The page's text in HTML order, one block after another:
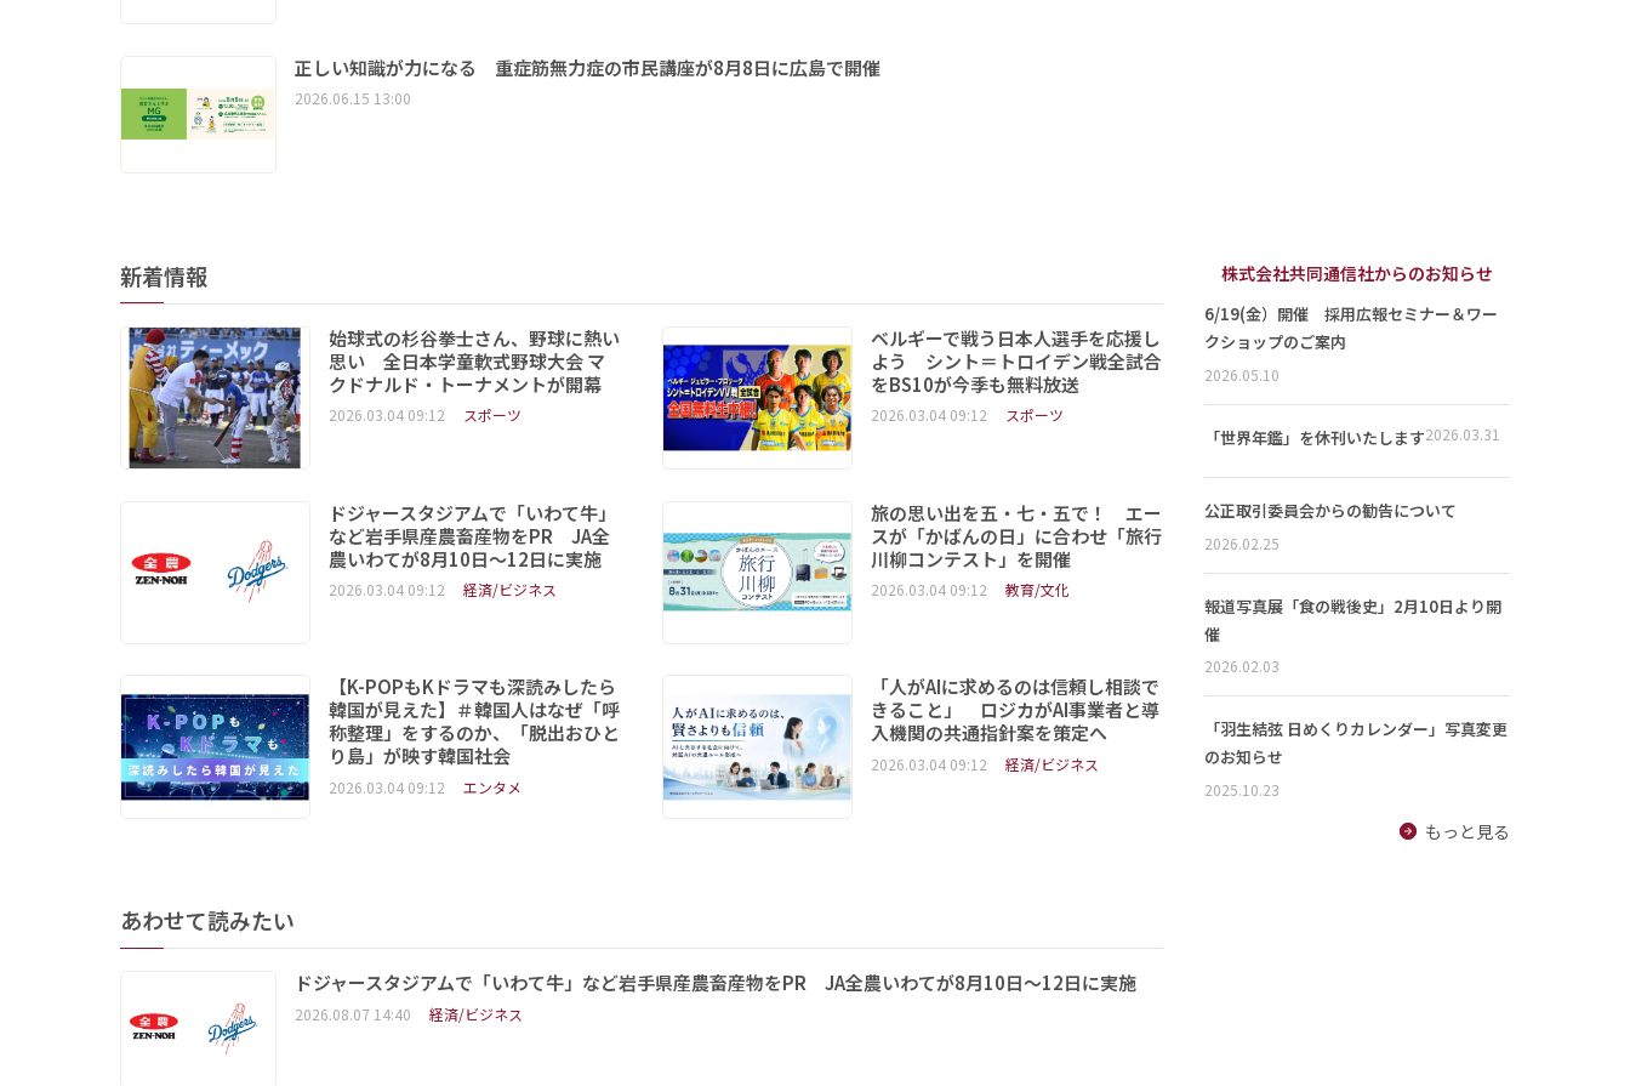
正しい知識が力になる 重症筋無力症の市民講座が8月8日に広島で開催
2026.06.15 13:00
新着情報
始球式の杉谷拳士さん、野球に熱い
思い 全日本学童軟式野球大会 マ
クドナルド・トーナメントが開幕
2026.03.04 09:12 スポーツ
ベルギーで戦う日本人選手を応援し
よう シント＝トロイデン戦全試合
をBS10が今季も無料放送
2026.03.04 09:12 スポーツ
ドジャースタジアムで「いわて牛」
など岩手県産農畜産物をPR JA全
農いわてが8月10日～12日に実施
2026.03.04 09:12 経済/ビジネス
旅の思い出を五・七・五で！ エー
スが「かばんの日」に合わせ「旅行
川柳コンテスト」を開催
2026.03.04 09:12 教育/文化
【K-POPもKドラマも深読みしたら
韓国が見えた】＃韓国人はなぜ「呼
称整理」をするのか、「脱出おひと
り島」が映す韓国社会
2026.03.04 09:12 エンタメ
「人がAIに求めるのは信頼し相談で
きること」 ロジカがAI事業者と導
入機関の共通指針案を策定へ
2026.03.04 09:12 経済/ビジネス
あわせて読みたい
ドジャースタジアムで「いわて牛」など岩手県産農畜産物をPR JA全農いわてが8月10日～12日に実施
2026.08.07 14:40 経済/ビジネス
株式会社共同通信社からのお知らせ
6/19(金）開催 採用広報セミナー＆ワー
クショップのご案内
2026.05.10
「世界年鑑」を休刊いたします2026.03.31
公正取引委員会からの勧告について
2026.02.25
報道写真展「食の戦後史」2月10日より開
催
2026.02.03
「羽生結弦 日めくりカレンダー」写真変更
のお知らせ
2025.10.23
もっと見る